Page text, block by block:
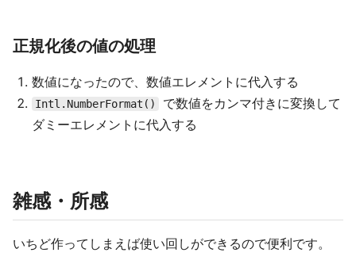
正規化後の値の処理
数値になったので、数値エレメントに代入する
Intl.NumberFormat()
で数値をカンマ付きに変換して
ダミーエレメントに代入する
雑感・所感
いちど作ってしまえば使い回しができるので便利です。